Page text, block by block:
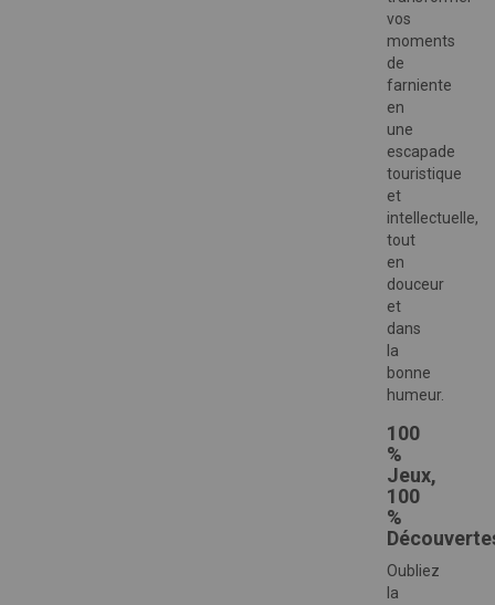
vos
moments
de
farniente
en
une
escapade
touristique
et
intellectuelle,
tout
en
douceur
et
dans
la
bonne
humeur.
100
%
Jeux,
100
%
Oubliez
la